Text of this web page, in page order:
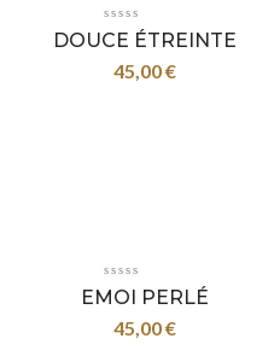
DOUCE ÉTREINTE
45,00€
EMOI PERLÉ
45,00€